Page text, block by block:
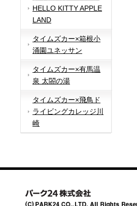
HELLO KITTY APPLE
LAND
タイムズカー×箱根小
涌園ユネッサン
タイムズカー×有馬温
泉 太閤の湯
タイムズカー×飛鳥ド
ライビングカレッジ川
崎